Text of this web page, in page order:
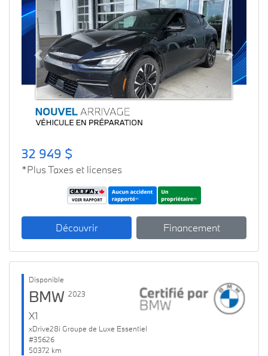
Previous Next
32 949 $
*Plus Taxes et licenses
Découvrir Financement
Disponible
BMW 2023
X1
xDrive28i Groupe de Luxe Essentiel
#35626
50372 km